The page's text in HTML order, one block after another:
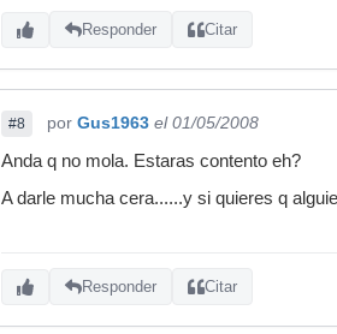
Responder Citar
#8 por Gus1963 el 01/05/2008
Anda q no mola. Estaras contento eh?
A darle mucha cera......y si quieres q
Responder Citar